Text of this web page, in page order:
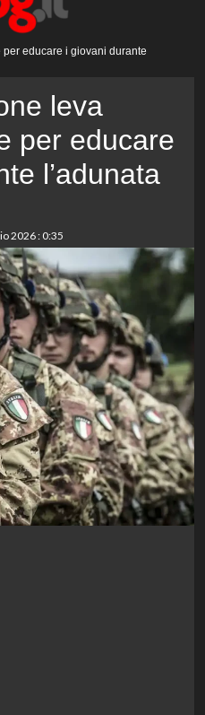
educare i giovani durante
leva
per educare
l’adunata
2026 : 0:35